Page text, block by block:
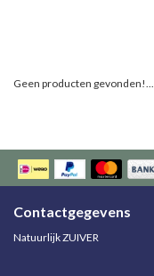
Geen producten gevonden!...
Contactgegevens
Natuurlijk ZUIVER